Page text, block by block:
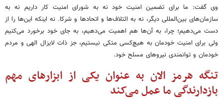
وی گفت: ما برای تضمین امنیت خود نه به شورای امنیت کار داریم نه به
سازمان‌های بین‌المللی دیگر، نه به ائتلاف‌ها و اتحادها و شرکا. نه اینکه این‌ها را از
دست می‌دهیم؛ چرا، به آن‌ها هم اهمیت می‌دهیم، به جای خود برخورد می‌کنیم
ولی برای امنیت خودمان به هیچ‌کسی متکی نیستیم، جز ذات لایزال الهی و مردم
خودمان و توانمندی نیروهای مسلح خود.
تنگه هرمز الان به عنوان یکی از ابزارهای مهم
بازدارندگی ما عمل می‌کند